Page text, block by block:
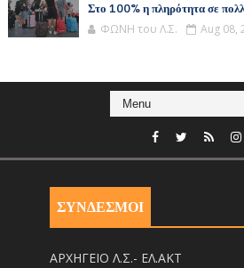
Στο 100% η πληρότητα σε
ΦΩΝΗ του Λ.Σ. Aug 08,
ΣΥΝΔΕΣΜΟΙ
ΑΡΧΗΓΕΙΟ Λ.Σ.- ΕΛ.ΑΚΤ